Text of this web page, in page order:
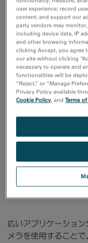
K3 ISカ
子線照
TEM観察
広いアプリケーショ
メラを使用すること
user experience; record
content; and support our
party vendors may
including device data, IP
and other browsing
clicking Accept, you agree
our site without clicking
necessary to operate and
functionalities will be
“Reject,” or “Manage
Privacy Policy available
Cookie Policy, andTerms